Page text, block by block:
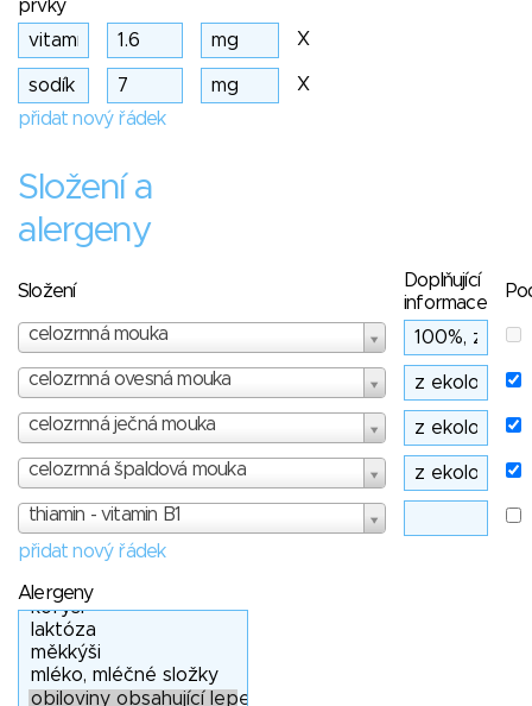
prvky
X
X
přidat nový řádek
Složení a
alergeny
Složení
Doplňující
informace
celozrnná mouka
celozrnná ovesná mouka
celozrnná ječná mouka
celozrnná špaldová mouka
thiamin - vitamin B1
přidat nový řádek
Alergeny